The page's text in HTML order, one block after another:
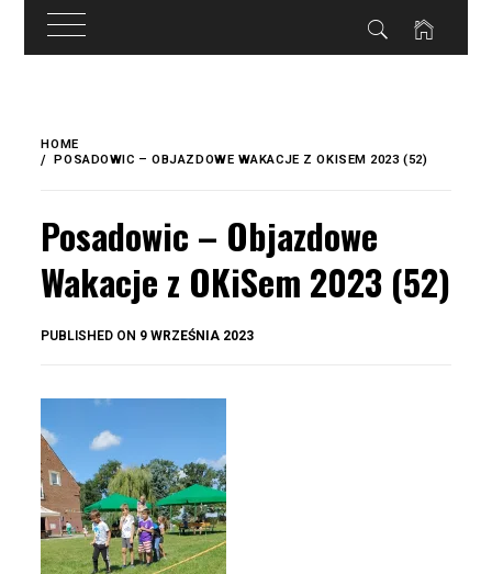
treści
content
HOME
POSADOWIC – OBJAZDOWE WAKACJE Z OKISEM 2023 (52)
Posadowic – Objazdowe
Wakacje z OKiSem 2023 (52)
PUBLISHED ON 9 WRZEŚNIA 2023